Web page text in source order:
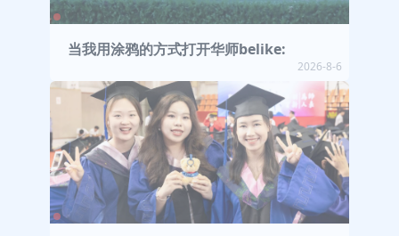
当我用涂鸦的方式打开华师belike:
2026-8-6